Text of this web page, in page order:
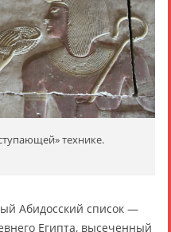
технике.
Абидосский список —
Египта, высеченный